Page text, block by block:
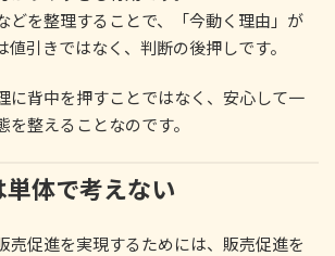
どを整理することで、「今動く理由」が
値引きではなく、判断の後押しです。
に背中を押すことではなく、安心して一
整えることなのです。
単体で考えない
売促進を実現するためには、販売促進を